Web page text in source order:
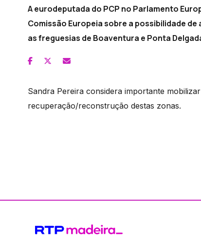
A eurodeputada do PCP no Parlamento
Comissão Europeia sobre a possibilidade
as freguesias de Boaventura e Ponta
Sandra Pereira considera importante
recuperação/reconstrução destas zonas.